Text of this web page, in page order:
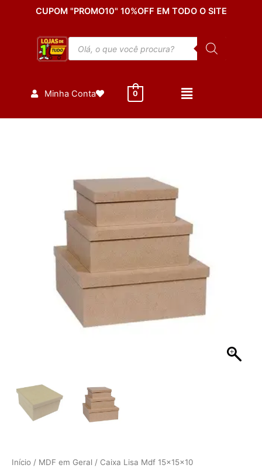
CUPOM "PROMO10" 10%OFF EM TODO O SITE
Pesquisar
produtos
Minha Conta 0
Início / MDF em Geral / Caixa Lisa Mdf 15x15x10